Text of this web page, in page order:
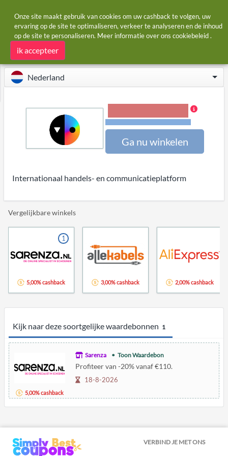
Startpagina Winkels Global YO
Global YO cashback
Nederland
Kijk naar deze soortgelijke waardebonnen 1
5,00% cashback
Sarenza Toon Waardebon
Profiteer van -20% vanaf €110.
18-8-2026
Ga nu winkelen
Internationaal handels- en communicatieplatform
Vergelijkbare winkels
1
5,00% cashback 3,00% cashback 2,00% cashback
VERBIND JE MET ONS
Onze site maakt gebruik van cookies om uw cashback te volgen, uw
ervaring op de site te optimaliseren, verkeer te analyseren en de inhoud
op de site te personaliseren. Meer informatie over ons cookiebeleid.
ik accepteer